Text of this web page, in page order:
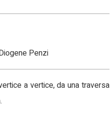
Penzi
a vertice, da una traversa